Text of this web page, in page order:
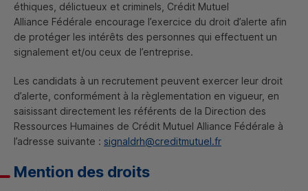
éthiques, délictueux et criminels, Crédit Mutuel
Alliance Fédérale encourage l’exercice du droit d’alerte afin
de protéger les intérêts des personnes qui effectuent un
signalement et/ou ceux de l’entreprise.
Les candidats à un recrutement peuvent exercer leur droit
d’alerte, conformément à la règlementation en vigueur, en
saisissant directement les référents de la Direction des
Ressources Humaines de Crédit Mutuel Alliance Fédérale à
l’adresse suivante : signaldrh@creditmutuel.fr
Mention des droits